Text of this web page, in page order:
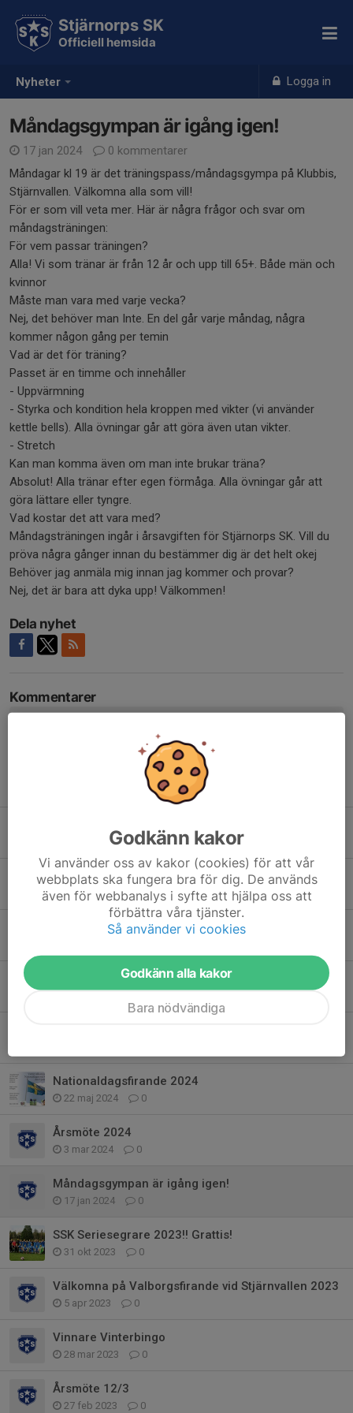
Nyheter Logga in
Stjärnorps SK
Officiell hemsida
Måndagsgympan är igång igen!
17 jan 2024
0 kommentarer
Måndagar kl 19 är det träningspass/måndagsgympa på Klubbis,
Stjärnvallen. Välkomna alla som vill!
För er som vill veta mer. Här är några frågor och svar om
måndagsträningen:
För vem passar träningen?
Alla! Vi som tränar är från 12 år och upp till 65+. Både män och
kvinnor
Måste man vara med varje vecka?
Nej, det behöver man Inte. En del går varje måndag, några
kommer någon gång per temin
Vad är det för träning?
Passet är en timme och innehåller
- Uppvärmning
- Styrka och kondition hela kroppen med vikter (vi använder
kettle bells). Alla övningar går att göra även utan vikter.
- Stretch
Kan man komma även om man inte brukar träna?
Absolut! Alla tränar efter egen förmåga. Alla övningar går att
göra lättare eller tyngre.
Vad kostar det att vara med?
Måndagsträningen ingår i årsavgiften för Stjärnorps SK. Vill du
pröva några gånger innan du bestämmer dig är det helt okej
Behöver jag anmäla mig innan jag kommer och provar?
Nej, det är bara att dyka upp! Välkommen!
Dela nyhet
Kommentarer
5 mar, 14:10 0
Östgötadagar 2025, på Stjärnvallen
26 aug 2025 0
Första numret av Stjärnorpsextra 2025
Årsmötet 2025
Nationaldagsfirande 2024
22 maj 2024 0
Årsmöte 2024
3 mar 2024 0
Måndagsgympan är igång igen!
17 jan 2024 0
SSK Seriesegrare 2023!! Grattis!
31 okt 2023 0
Välkomna på Valborgsfirande vid Stjärnvallen 2023
5 apr 2023 0
Vinnare Vinterbingo
28 mar 2023 0
Årsmöte 12/3
27 feb 2023 0
Godkänn kakor
Vi använder oss av kakor (cookies) för att vår
webbplats ska fungera bra för dig. De används
även för webbanalys i syfte att hjälpa oss att
förbättra våra tjänster.
Så använder vi cookies
Godkänn alla kakor
Bara nödvändiga